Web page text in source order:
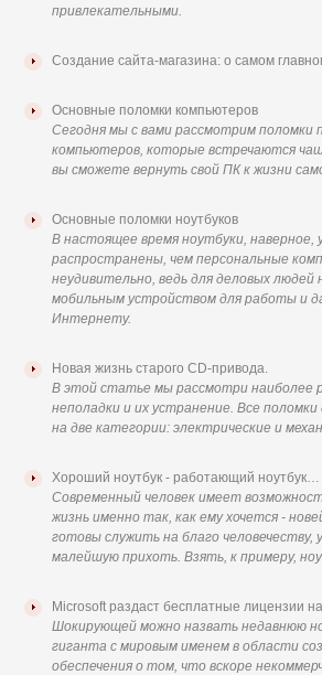
привлекательными.
Создание сайта-магазина: о самом
Основные поломки компьютеров
Сегодня мы с вами рассмотрим поломки
компьютеров, которые встречаются
вы сможете вернуть свой ПК к жизни
Основные поломки ноутбуков
В настоящее время ноутбуки, наверное,
распространены, чем персональные
неудивительно, ведь для деловых людей
мобильным устройством для работы и
Интернету.
Новая жизнь старого CD-привода.
В этой статье мы рассмотри наиболее
неполадки и их устранение. Все поломки
на две категории: электрические и
Хороший ноутбук - работающий ноутбук…
Современный человек имеет
жизнь именно так, как ему хочется -
готовы служить на благо человечеству,
малейшую прихоть. Взять, к примеру,
Microsoft раздаст бесплатные лицензии
Шокирующей можно назвать недавнюю
гиганта с мировым именем в области
обеспечения о том, что вскоре